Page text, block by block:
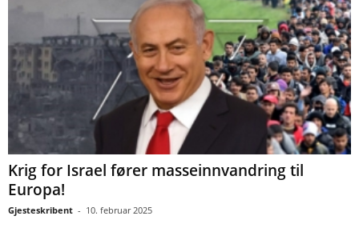
Krig for Israel fører masseinnvandring til
Europa!
Gjesteskribent - 10. februar 2025